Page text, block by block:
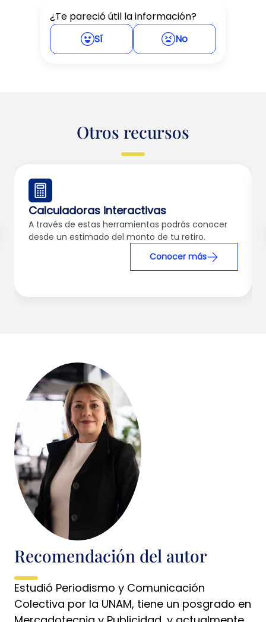
¿Te pareció útil la información?
Sí
No
Otros recursos
Calculadoras interactivas
A través de estas herramientas podrás conocer
desde un estimado del monto de tu retiro.
Conocer más
Recomendación del autor
Estudió Periodismo y Comunicación
Colectiva por la UNAM, tiene un posgrado en